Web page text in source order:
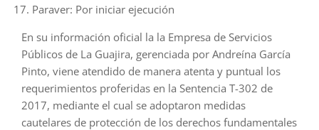
Paraver: Por iniciar ejecución
En su información oficial la la Empresa de Servicios
Públicos de La Guajira, gerenciada por Andreína García
Pinto, viene atendido de manera atenta y puntual los
requerimientos proferidas en la Sentencia T-302 de
2017, mediante el cual se adoptaron medidas
cautelares de protección de los derechos fundamentales